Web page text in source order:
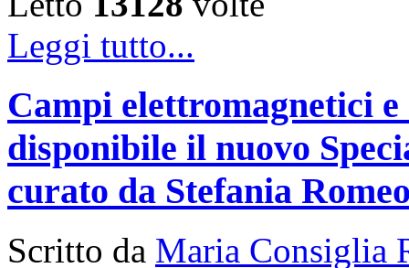
Leggi tutto...
Campi elettromagnetici
disponibile il nuovo
curato da Stefania
Scritto da Maria Consiglia